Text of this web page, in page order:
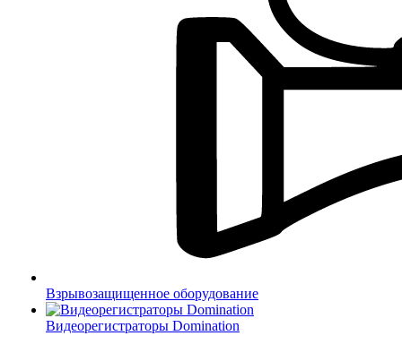
Взрывозащищенное оборудование
Видеорегистраторы Domination